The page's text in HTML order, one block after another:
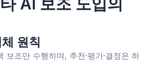
AI 보조 도입의
원칙
보조만 수행하며, 추천·평가·결정은 하